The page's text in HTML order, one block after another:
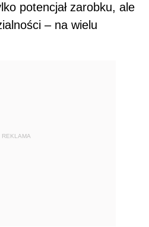
potencjał zarobku, ale
– na wielu
REKLAMA